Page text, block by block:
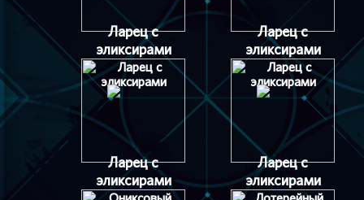
Ларец с
эликсирами
Ларец с
эликсирами
Ларец с
эликсирами
Ларец с
эликсирами